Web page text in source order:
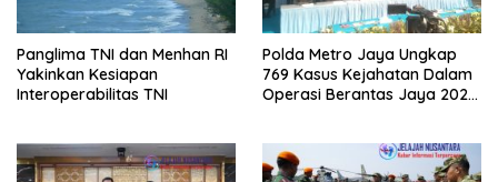
Panglima TNI dan Menhan RI
Yakinkan Kesiapan
Interoperabilitas TNI
Polda Metro Jaya Ungkap
769 Kasus Kejahatan Dalam
Operasi Berantas Jaya 2026,